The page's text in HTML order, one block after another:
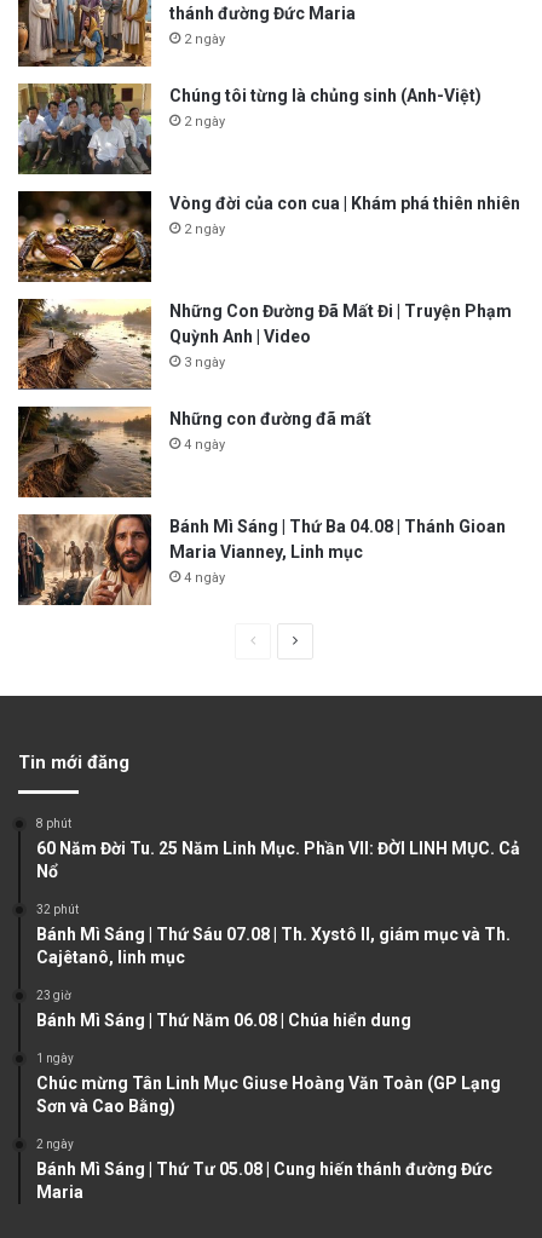
thánh đường Đức Maria
2 ngày
Chúng tôi từng là chủng sinh (Anh-Việt)
2 ngày
Vòng đời của con cua | Khám phá thiên nhiên
2 ngày
Những Con Đường Đã Mất Đi | Truyện Phạm
Quỳnh Anh | Video
3 ngày
Những con đường đã mất
4 ngày
Bánh Mì Sáng | Thứ Ba 04.08 | Thánh Gioan
Maria Vianney, Linh mục
4 ngày
u
e
g
Tin mới đăng
8 phút
60 Năm Đời Tu. 25 Năm Linh Mục. Phần VII: ĐỜI LINH MỤC. Cả
Nổ
32 phút
Bánh Mì Sáng | Thứ Sáu 07.08 | Th. Xystô II, giám mục và Th.
Cajêtanô, linh mục
23 giờ
Bánh Mì Sáng | Thứ Năm 06.08 | Chúa hiển dung
1 ngày
Chúc mừng Tân Linh Mục Giuse Hoàng Văn Toàn (GP Lạng
Sơn và Cao Bằng)
2 ngày
Bánh Mì Sáng | Thứ Tư 05.08 | Cung hiến thánh đường Đức
Maria